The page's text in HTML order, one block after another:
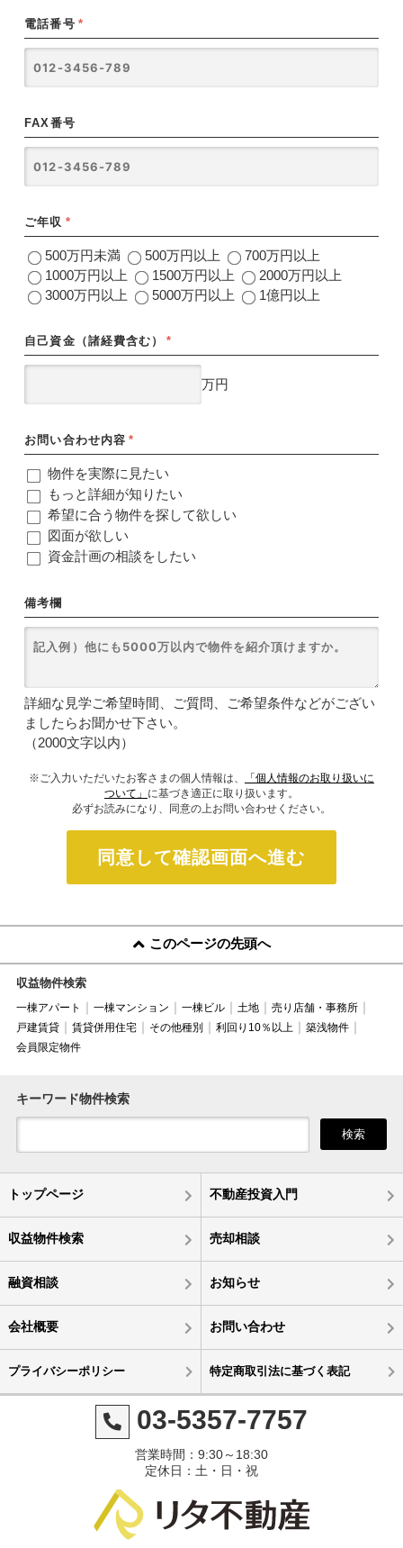
電話番号 *
FAX番号
ご年収 *
500万円未満 500万円以上
700万円以上
1000万円以上
1500万円以上
2000万円以上
3000万円以上
5000万円以上 1億円以上
自己資金（諸経費含む） *
万円
お問い合わせ内容 *
物件を実際に見たい
もっと詳細が知りたい
希望に合う物件を探して欲しい
図面が欲しい
資金計画の相談をしたい
備考欄
詳細な見学ご希望時間、ご質問、ご希望条件などがござい
ましたらお聞かせ下さい。
（2000文字以内）
※ご入力いただいたお客さまの個人情報は、
「個人情報のお取り扱いに
ついて」 に基づき適正に取り扱います。
必ずお読みになり、同意の上お問い合わせください。
同意して確認画面へ進む
このページの先頭へ
収益物件検索
一棟アパート 一棟マンション 一棟ビル 土地
売り店舗・事務所
戸建賃貸
賃貸併用住宅 その他種別 利回り10％以上
築浅物件
会員限定物件
キーワード物件検索
検索
トップページ 不動産投資入門
収益物件検索 売却相談
融資相談 お知らせ
会社概要 お問い合わせ
プライバシーポリシー 特定商取引法に基づく表記
03-5357-7757
営業時間：9:30～18:30
定休日：土・日・祝